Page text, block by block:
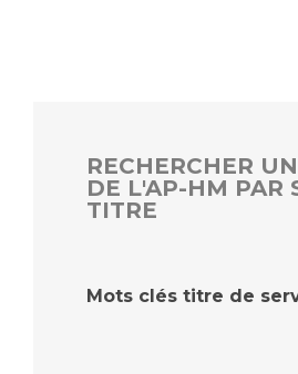
RECHERCHER
DE L'AP-HM PAR
TITRE
Mots clés titre de